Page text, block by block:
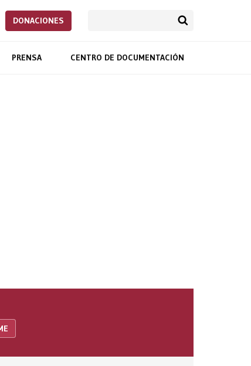
DONACIONES
PRENSA CENTRO DE DOCUMENTACIÓN